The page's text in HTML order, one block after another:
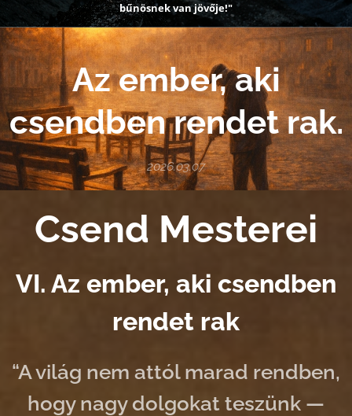
bűnösnek van jövője!"
Az ember, aki
csendben rendet rak.
2026.03.07
Csend Mesterei
VI. Az ember, aki csendben
rendet rak
“A világ nem attól marad rendben,
hogy nagy dolgokat teszünk —